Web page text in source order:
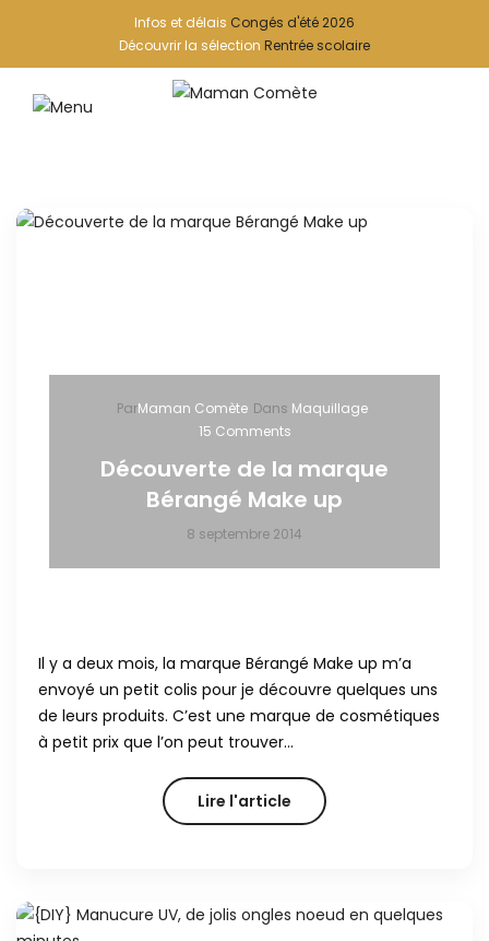
Infos et délais Congés d'été 2026
Découvrir la sélection Rentrée scolaire
ParMaman Comète Dans Maquillage
15 Comments
Découverte de la marque
Bérangé Make up
8 septembre 2014
Il y a deux mois, la marque Bérangé Make up m’a
envoyé un petit colis pour je découvre quelques uns
de leurs produits. C’est une marque de cosmétiques
à petit prix que l’on peut trouver…
Lire l'article